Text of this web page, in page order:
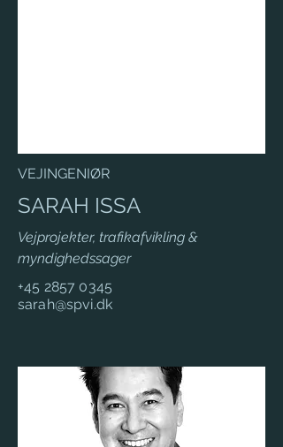
VEJINGENIØR
SARAH ISSA
Vejprojekter, trafikafvikling &
myndighedssager
+45 2857 0345
sarah@spvi.dk